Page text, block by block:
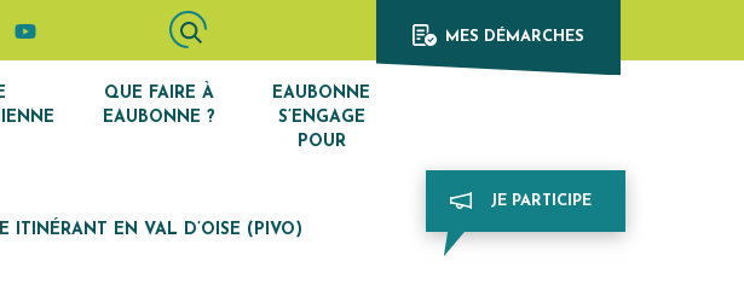
Facebook
le compte Instagram
vers le compte Linkedin
Lien vers la chaîne YoutubeAfficher la recherche
MES DÉMARCHES
QUE FAIRE À
EAUBONNE ?
EAUBONNE
S’ENGAGE
POUR
JE PARTICIPE
ITINÉRANT EN VAL D’OISE (PIVO)